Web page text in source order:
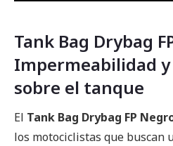
Tank Bag Drybag
Impermeabilidad
sobre el tanque
El Tank Bag Drybag FP
los motociclistas que buscan